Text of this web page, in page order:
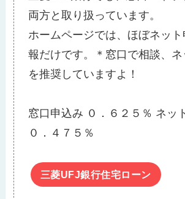
両方と取り扱っています。
ホームページでは、ほぼネッ
報だけです。＊窓口で相談、
を推奨していますよ！
窓口申込み ０．６２５％ ネッ
０．４７５％
三菱UFJ銀行住宅ローン